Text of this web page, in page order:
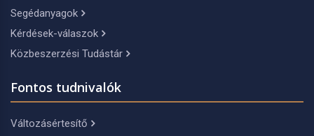
Segédanyagok
Kérdések-válaszok
Közbeszerzési Tudástár
Fontos tudnivalók
Változásértesítő